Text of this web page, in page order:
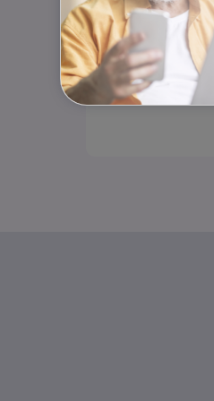
rovnováha
Odlehčovací služba